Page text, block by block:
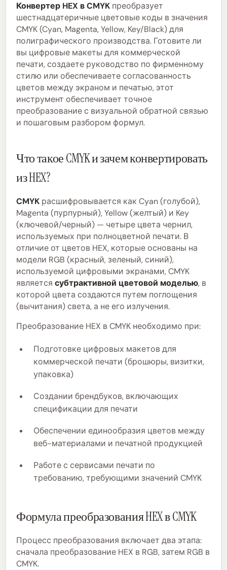
Конвертер HEX в CMYK преобразует
шестнадцатеричные цветовые коды в значения
CMYK (Cyan, Magenta, Yellow, Key/Black) для
полиграфического производства. Готовите ли
вы цифровые макеты для коммерческой
печати, создаете руководство по фирменному
стилю или обеспечиваете согласованность
цветов между экраном и печатью, этот
инструмент обеспечивает точное
преобразование с визуальной обратной связью
и пошаговым разбором формул.
Что такое CMYK и зачем конвертировать
из HEX?
CMYK расшифровывается как Cyan (голубой),
Magenta (пурпурный), Yellow (желтый) и Key
(ключевой/черный) — четыре цвета чернил,
используемых при полноцветной печати. В
отличие от цветов HEX, которые основаны на
модели RGB (красный, зеленый, синий),
используемой цифровыми экранами, CMYK
являетсясубтрактивной цветовой моделью, в
которой цвета создаются путем поглощения
(вычитания) света, а не его излучения.
Преобразование HEX в CMYK необходимо при:
Подготовке цифровых макетов для
коммерческой печати (брошюры, визитки,
упаковка)
Создании брендбуков, включающих
спецификации для печати
Обеспечении единообразия цветов между
веб-материалами и печатной продукцией
Работе с сервисами печати по
требованию, требующими значений CMYK
Формула преобразования HEX в CMYK
Процесс преобразования включает два этапа:
сначала преобразование HEX в RGB, затем RGB в
CMYK.